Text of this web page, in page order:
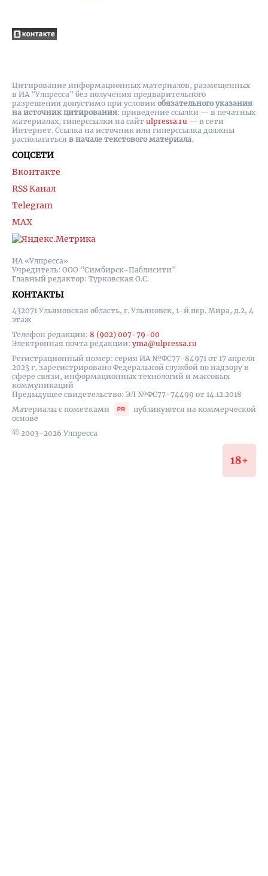
ИА «Улпресса»
Учредитель: ООО "Симбирск-Паблисити"
Главный редактор: Турковская О.С.
КОНТАКТЫ
432071 Ульяновская область, г. Ульяновск, 1-й пер. Мира, д.2, 4
этаж
Телефон редакции: 8 (902) 007-79-00
Электронная почта редакции: yma@ulpressa.ru
Регистрационный номер: серия ИА №ФС77-84971 от 17 апреля
2023 г, зарегистрировано Федеральной службой по надзору в
сфере связи, информационных технологий и массовых
коммуникаций
Предыдущее свидетельство: ЭЛ №ФС77-74499 от 14.12.2018
Материалы с пометками
публикуются на коммерческой
основе
© 2003-2026 Улпресса
СОЦСЕТИ
Вконтакте
RSS Канал
Telegram
MAX
Цитирование информационных материалов, размещенных
в ИА "Улпресса" без получения предварительного
разрешения допустимо при условии обязательного указания
на источник цитирования: приведение ссылки — в печатных
материалах, гиперссылки на cайт ulpressa.ru — в сети
Интернет. Ссылка на источник или гиперссылка должны
располагаться в начале текстового материала.